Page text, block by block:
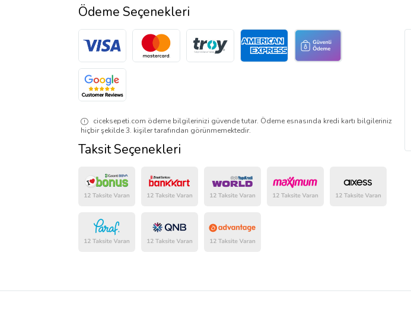
Ödeme Seçenekleri
ciceksepeti.com ödeme bilgilerinizi güvende tutar. Ödeme esnasında kredi kartı bilgileriniz
hiçbir şekilde 3. kişiler tarafından görünmemektedir.
Taksit Seçenekleri